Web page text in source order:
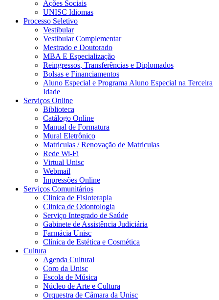
Ações Sociais
UNISC Idiomas
Processo Seletivo
Vestibular
Vestibular Complementar
Mestrado e Doutorado
MBA E Especialização
Reingressos, Transferências e Diplomados
Bolsas e Financiamentos
Aluno Especial e Programa Aluno Especial na Terceira
Idade
Serviços Online
Biblioteca
Catálogo Online
Manual de Formatura
Mural Eletrônico
Matriculas / Renovação de Matriculas
Rede Wi-Fi
Virtual Unisc
Webmail
Impressões Online
Serviços Comunitários
Clinica de Fisioterapia
Clinica de Odontologia
Serviço Integrado de Saúde
Gabinete de Assistência Judiciária
Farmácia Unisc
Clínica de Estética e Cosmética
Cultura
Agenda Cultural
Coro da Unisc
Escola de Música
Núcleo de Arte e Cultura
Orquestra de Câmara da Unisc